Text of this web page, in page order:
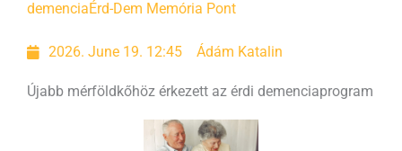
demenciaÉrd-Dem Memória Pont
2026. June 19. 12:45 Ádám Katalin
Újabb mérföldkőhöz érkezett az érdi demenciaprogram